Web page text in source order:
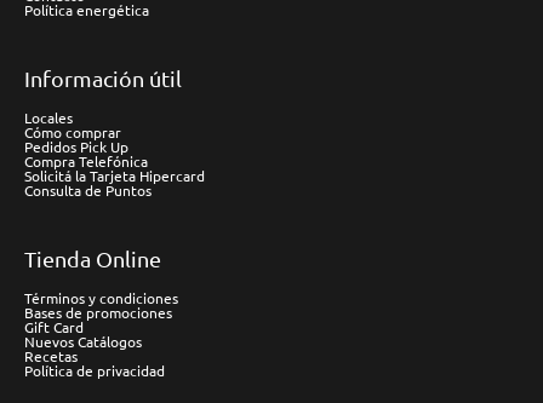
Política energética
Información útil
Locales
Cómo comprar
Pedidos Pick Up
Compra Telefónica
Solicitá la Tarjeta Hipercard
Consulta de Puntos
Tienda Online
Términos y condiciones
Bases de promociones
Gift Card
Nuevos Catálogos
Recetas
Política de privacidad